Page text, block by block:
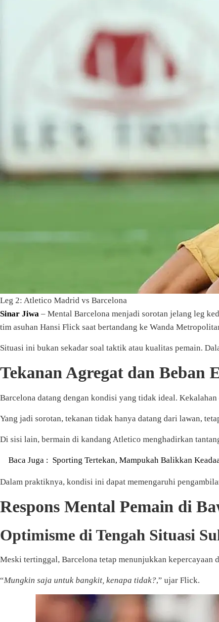
Leg 2: Atletico Madrid vs Barcelona
Sinar Jiwa – Mental Barcelona menjadi sorotan jelang leg
tim asuhan Hansi Flick saat bertandang ke Wanda
Situasi ini bukan sekadar soal taktik atau kualitas pemain.
Tekanan Agregat dan Beban
Barcelona datang dengan kondisi yang tidak ideal.
Yang jadi sorotan, tekanan tidak hanya datang dari lawan,
Di sisi lain, bermain di kandang Atletico menghadirkan
Baca Juga : Sporting Tertekan, Mampukah Balikkan
Dalam praktiknya, kondisi ini dapat memengaruhi
Respons Mental Pemain di
Optimisme di Tengah Situasi
Meski tertinggal, Barcelona tetap menunjukkan kepercayaan
“Mungkin saja untuk bangkit, kenapa tidak?,” ujar Flick.